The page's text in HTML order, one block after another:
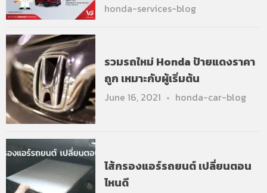
honda-services-blog
รวมรถใหม่ Honda ป้ายแดงราคา
ถูก เหมาะกับผู้เริ่มต้น
June 16, 2021 honda-car-blog
ไส้กรองแอร์รถยนต์ เปลี่ยนตอน
ไหนดี